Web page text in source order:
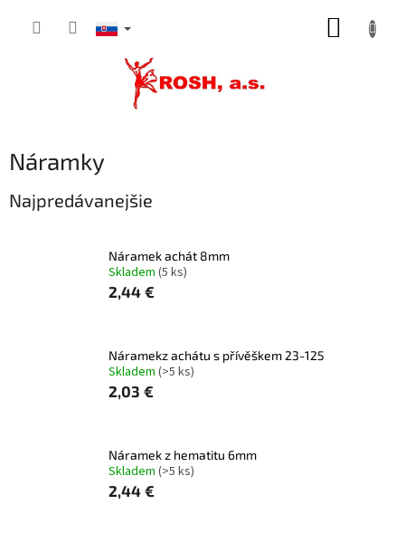
Náramky
Najpredávanejšie
Náramek achát 8mm
Skladem (5 ks)
2,44 €
Náramekz achátu s přívěškem 23-125
Skladem (>5 ks)
2,03 €
Náramek z hematitu 6mm
Skladem (>5 ks)
2,44 €